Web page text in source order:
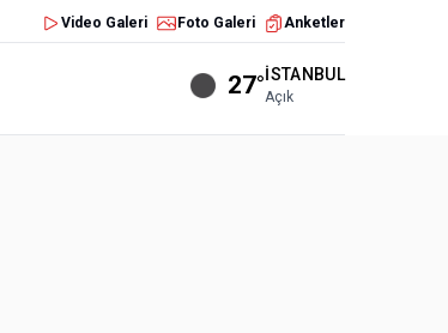
Video Galeri Foto Galeri Anketler
27°İSTANBUL
Açık